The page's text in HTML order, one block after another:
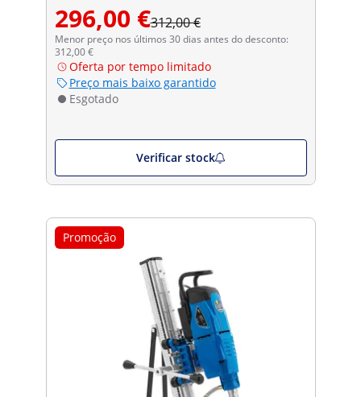
296,00 €312,00 €
Menor preço nos últimos 30 dias antes do desconto:
312,00 €
Oferta por tempo limitado
Preço mais baixo garantido
Esgotado
Verificar stock
Promoção